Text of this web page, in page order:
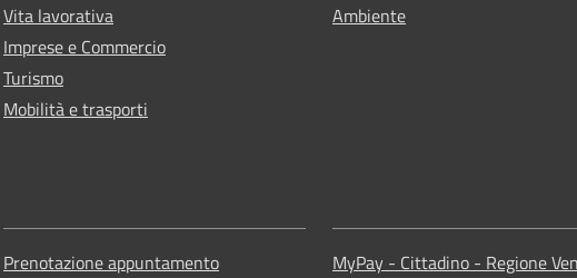
Vita lavorativa
Imprese e Commercio
Turismo
Mobilità e trasporti
Ambiente
Prenotazione appuntamento
MyPay - Cittadino - Regione